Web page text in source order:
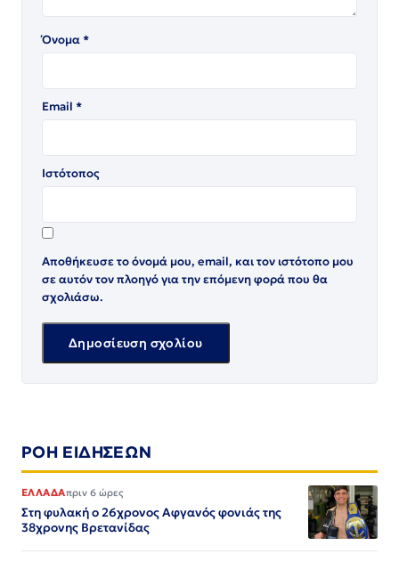
Όνομα*
Email *
Ιστότοπος
Αποθήκευσε το όνομά μου, email, και τον ιστότοπο μου
σε αυτόν τον πλοηγό για την επόμενη φορά που θα
σχολιάσω.
ΡΟΗ ΕΙΔΗΣΕΩΝ
ΕΛΛΑΔΑπριν 6 ώρες
Στη φυλακή ο 26χρονος Αφγανός φονιάς της
38χρονης Βρετανίδας